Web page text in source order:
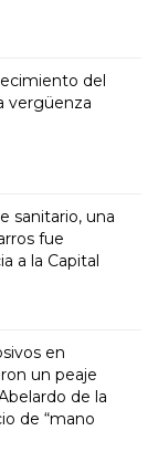
del
vergüenza
sanitario, una
fue
a la Capital
en
un peaje
de la
de “mano